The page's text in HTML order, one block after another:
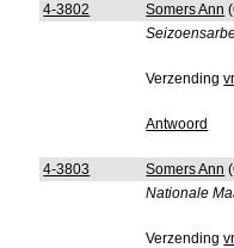
4-3802 Somers Ann
Verzending
Antwoord
4-3803 Somers Ann
Nationale
Verzending